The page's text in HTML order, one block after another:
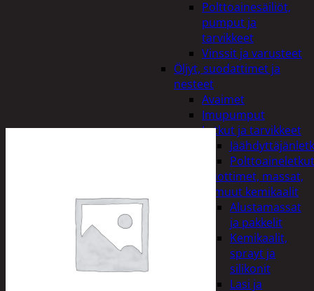
Polttoainesäiliöt,
pumput ja
tarvikkeet
Vinssit ja varusteet
Öljyt, suodattimet ja
nesteet
Avaimet
Imupumput
Letkut ja tarvikkeet
Polttoaineletkut
Liuottimet, massat,
ja muut kemikaalit
Alustamassat
ja pakkelit
Kemikaalit,
sprayt ja
silikonit
Lasi ja